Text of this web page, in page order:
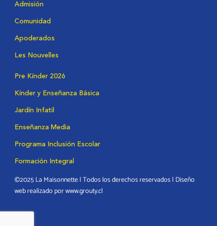
Admisión
Comunidad
Apoderados
Les Nouvelles
Pre Kínder 2026
Kínder y Enseñanza Básica
Jardín Infatil
Enseñanza Media
Programa Inclusión Escolar
Formación Integral
©2025 La Maisonnette | Todos los derechos reservados | Diseño
web realizado por www.grouty.cl